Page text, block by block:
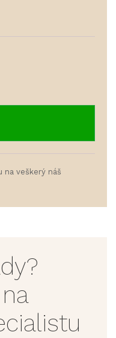
na veškerý náš